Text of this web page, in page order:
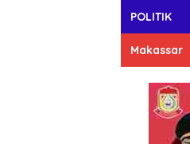
POLITIK
Makassar